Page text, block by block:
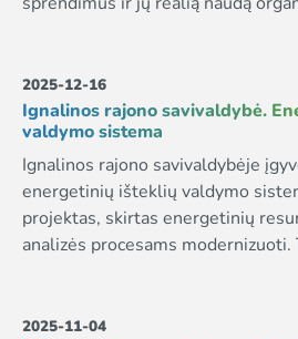
2025-12-16
Ignalinos rajono savivaldybė.
valdymo sistema
Ignalinos rajono savivaldybėje
energetinių išteklių valdymo
projektas, skirtas energetinių
analizės procesams
2025-11-04